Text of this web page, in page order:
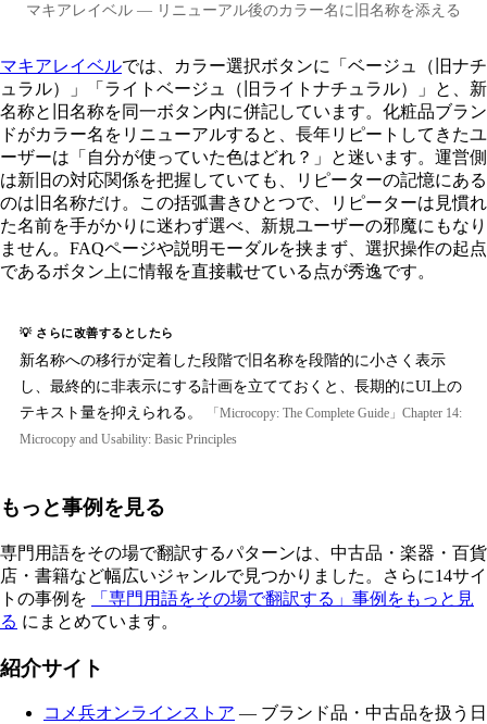
マキアレイベル — リニューアル後のカラー名に旧名称を添える
マキアレイベルでは、カラー選択ボタンに「ベージュ（旧ナチ
ュラル）」「ライトベージュ（旧ライトナチュラル）」と、新
名称と旧名称を同一ボタン内に併記しています。化粧品ブラン
ドがカラー名をリニューアルすると、長年リピートしてきたユ
ーザーは「自分が使っていた色はどれ？」と迷います。運営側
は新旧の対応関係を把握していても、リピーターの記憶にある
のは旧名称だけ。この括弧書きひとつで、リピーターは見慣れ
た名前を手がかりに迷わず選べ、新規ユーザーの邪魔にもなり
ません。FAQページや説明モーダルを挟まず、選択操作の起点
であるボタン上に情報を直接載せている点が秀逸です。
💡 さらに改善するとしたら
新名称への移行が定着した段階で旧名称を段階的に小さく表示
し、最終的に非表示にする計画を立てておくと、長期的にUI上の
テキスト量を抑えられる。
「Microcopy: The Complete Guide」Chapter 14:
Microcopy and Usability: Basic Principles
もっと事例を見る
専門用語をその場で翻訳するパターンは、中古品・楽器・百貨
店・書籍など幅広いジャンルで見つかりました。さらに14サイ
トの事例を
「専門用語をその場で翻訳する」事例をもっと見
る にまとめています。
紹介サイト
コメ兵オンラインストア — ブランド品・中古品を扱う日